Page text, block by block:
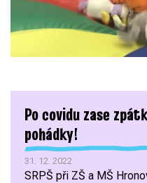
Po covidu zase
pohádky!
31. 12. 2022
SRPŠ při ZŠ a MŠ